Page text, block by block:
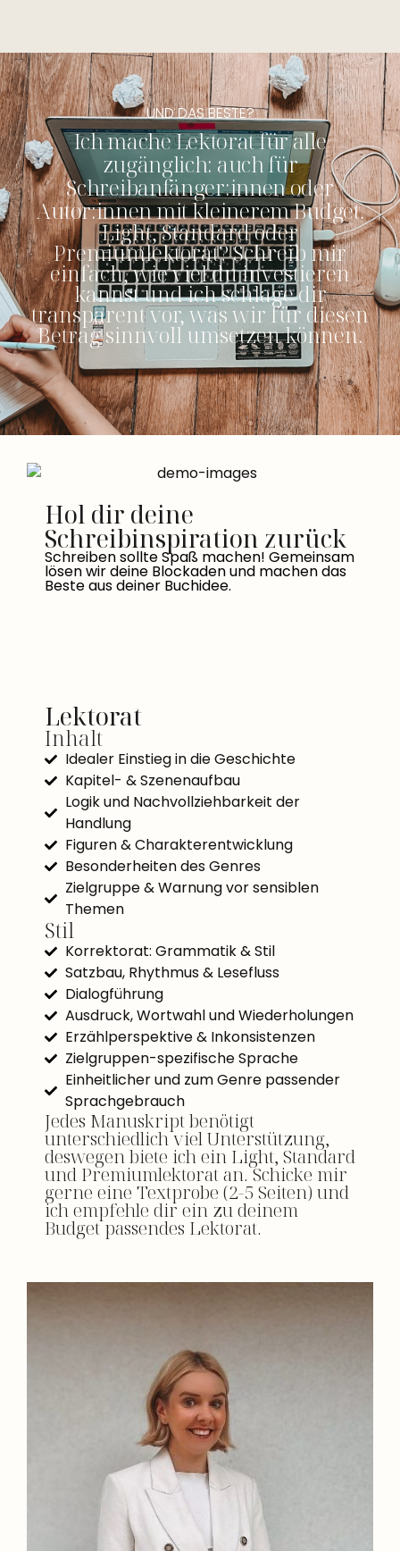
UND DAS BESTE?
Ich mache Lektorat für alle
zugänglich: auch für
Schreibanfänger:innen oder
Autor:innen mit kleinerem Budget.
Light, Standard oder
Premiumlektorat? Schreib mir
einfach, wie viel du investieren
kannst und ich schlage dir
transparent vor, was wir für diesen
Betrag sinnvoll umsetzen können.
Hol dir deine
Schreibinspiration zurück
Schreiben sollte Spaß machen! Gemeinsam
lösen wir deine Blockaden und machen das
Beste aus deiner Buchidee.
Lektorat
Inhalt
Idealer Einstieg in die Geschichte
Kapitel- & Szenenaufbau
Logik und Nachvollziehbarkeit der
Handlung
Figuren & Charakterentwicklung
Besonderheiten des Genres
Zielgruppe & Warnung vor sensiblen
Themen
Stil
Korrektorat: Grammatik & Stil
Satzbau, Rhythmus & Lesefluss
Dialogführung
Ausdruck, Wortwahl und Wiederholungen
Erzählperspektive & Inkonsistenzen
Zielgruppen-spezifische Sprache
Einheitlicher und zum Genre passender
Sprachgebrauch
Jedes Manuskript benötigt
unterschiedlich viel Unterstützung,
deswegen biete ich ein Light, Standard
und Premiumlektorat an. Schicke mir
gerne eine Textprobe (2-5 Seiten) und
ich empfehle dir ein zu deinem
Budget passendes Lektorat.